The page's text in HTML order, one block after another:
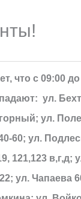
что с 09:00
ул.
ул.
60; ул.
121,123
ул. Чапаева